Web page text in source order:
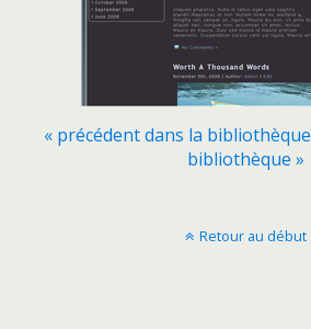
« précédent dans la bibliothèque
bibliothèque »
Retour au début